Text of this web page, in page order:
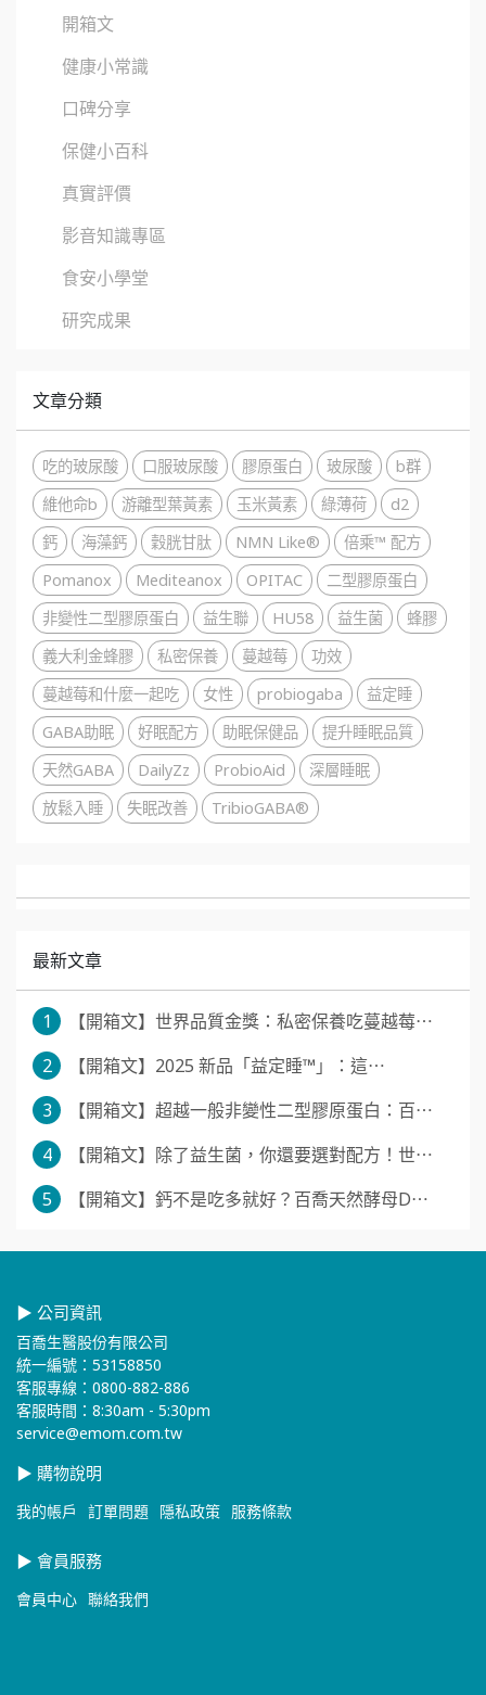
開箱文
健康小常識
口碑分享
保健小百科
真實評價
影音知識專區
食安小學堂
研究成果
文章分類
吃的玻尿酸 口服玻尿酸 膠原蛋白 玻尿酸
b群
維他命b
游離型葉黃素 玉米黃素 綠薄荷
d2
鈣
海藻鈣 穀胱甘肽 NMN Like®
倍乘™ 配方
Pomanox
Mediteanox OPITAC
二型膠原蛋白
非變性二型膠原蛋白
益生聯 HU58 益生菌
蜂膠
義大利金蜂膠
私密保養 蔓越莓
功效
蔓越莓和什麼一起吃
女性 probiogaba
益定睡
GABA助眠
好眠配方 助眠保健品
提升睡眠品質
天然GABA
DailyZz ProbioAid
深層睡眠
放鬆入睡
失眠改善 TribioGABA®
最新文章
1
【開箱文】世界品質金獎：私密保養吃蔓越莓⋯
2
【開箱文】2025 新品「益定睡™」：這⋯
3
【開箱文】超越一般非變性二型膠原蛋白：百⋯
4
【開箱文】除了益生菌，你還要選對配方！世⋯
5
【開箱文】鈣不是吃多就好？百喬天然酵母D⋯
▶ 公司資訊
百喬生醫股份有限公司
統一編號：53158850
客服專線：0800-882-886
客服時間：8:30am - 5:30pm
service@emom.com.tw
▶ 購物說明
我的帳戶 訂單問題 隱私政策 服務條款
▶ 會員服務
會員中心 聯絡我們